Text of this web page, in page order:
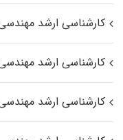
کارشناسی ارشد
کارشناسی ارشد
کارشناسی ارشد